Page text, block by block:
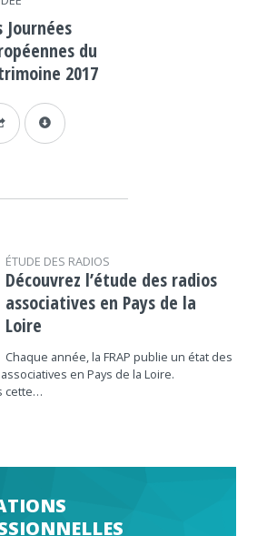
Journées
du
2017
ÉTUDE DES RADIOS
Découvrez l’étude des radios
associatives en Pays de la
Loire
Chaque année, la FRAP publie un état des
en Pays de la Loire.
cette…